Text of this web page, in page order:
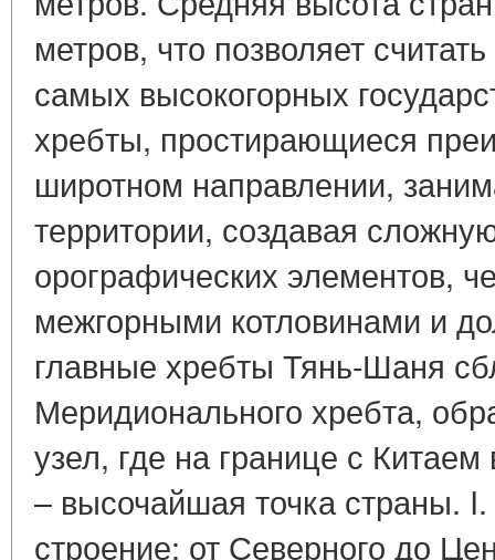
метров, что позволяет
самых высокогорных
хребты, простирающиеся
широтном направлении,
территории, создавая
орографических элементов,
межгорными котловинами и
главные хребты Тянь-Шаня
Меридионального хребта,
узел, где на границе с
– высочайшая точка страны.
строение: от Северного до